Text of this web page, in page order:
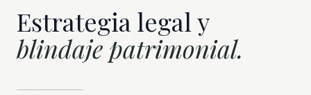
Estrategia legal y
blindaje patrimonial.